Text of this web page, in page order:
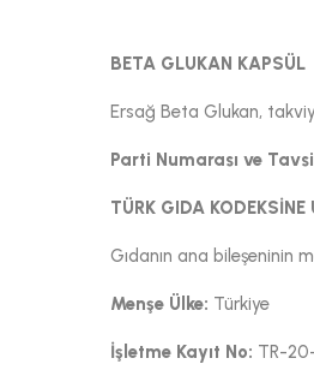
BETA GLUKAN KAPSÜL
Ersağ Beta Glukan,
Parti Numarası ve
TÜRK GIDA KODEKSİNE
Gıdanın ana bileşeninin
Menşe Ülke: Türkiye
İşletme Kayıt No: TR-